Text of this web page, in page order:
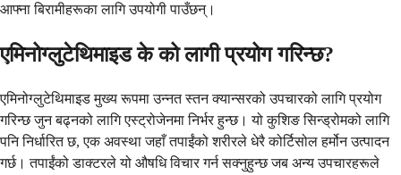
आफ्ना बिरामीहरूका लागि उपयोगी पाउँछन्।
एमिनोग्लुटेथिमाइड के को लागी प्रयोग गरिन्छ?
एमिनोग्लुटेथिमाइड मुख्य रूपमा उन्नत स्तन क्यान्सरको उपचारको लागि प्रयोग
गरिन्छ जुन बढ्नको लागि एस्ट्रोजेनमा निर्भर हुन्छ। यो कुशिङ सिन्ड्रोमको लागि
पनि निर्धारित छ, एक अवस्था जहाँ तपाईंको शरीरले धेरै कोर्टिसोल हर्मोन उत्पादन
गर्छ। तपाईंको डाक्टरले यो औषधि विचार गर्न सक्नुहुन्छ जब अन्य उपचारहरूले